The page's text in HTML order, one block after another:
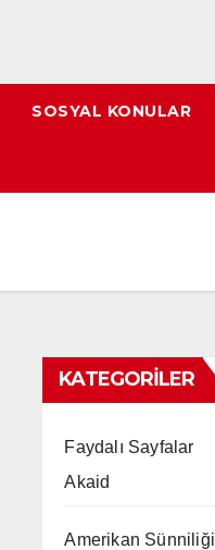
SOSYAL KONULAR
KATEGORILER
Faydalı Sayfalar
Akaid
Amerikan Sünniliği